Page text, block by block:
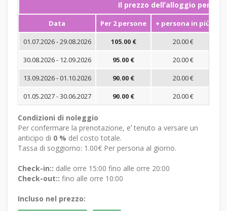
Il prezzo dellʼalloggio per
Data Per 2 persone + persona in più
01.07.2026 - 29.08.2026
105.00 €
20.00 €
30.08.2026 - 12.09.2026
95.00 €
20.00 €
13.09.2026 - 01.10.2026
90.00 €
20.00 €
01.05.2027 - 30.06.2027
90.00 € 20.00 €
Condizioni di noleggio
Per confermare la prenotazione, eʼ tenuto a versare un
anticipo di 0 % del costo totale.
Tassa di soggiorno: 1.00€ Per persona al giorno.
Check-in:: dalle orre 15:00 fino alle orre 20:00
Check-out:: fino alle orre 10:00
Incluso nel prezzo: